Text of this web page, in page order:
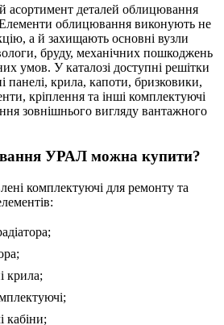
асортимент деталей облицювання
облицювання виконують не
а й захищають основні вузли
бруду, механічних пошкоджень
умов. У каталозі доступні решітки
панелі, крила, капоти, бризковики,
кріплення та інші комплектуючі
зовнішнього вигляду вантажного
УРАЛ можна купити?
комплектуючі для ремонту та
крила;
кабіни;